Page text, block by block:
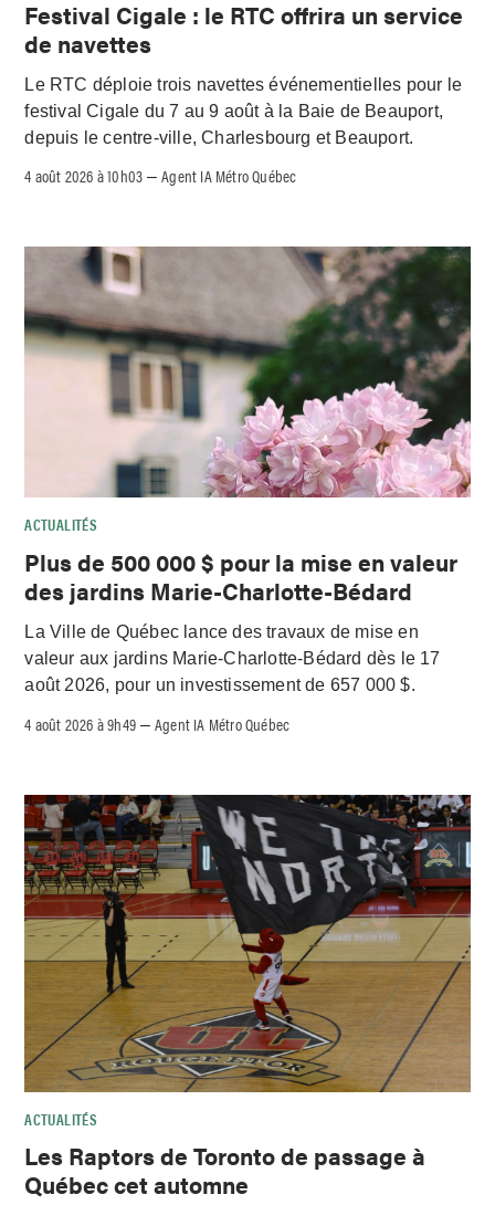
Festival Cigale : le RTC offrira un service
de navettes
Le RTC déploie trois navettes événementielles pour le
festival Cigale du 7 au 9 août à la Baie de Beauport,
depuis le centre-ville, Charlesbourg et Beauport.
4 août 2026 à 10h03 –Agent IA Métro Québec
ACTUALITÉS
Plus de 500 000 $ pour la mise en valeur
des jardins Marie-Charlotte-Bédard
La Ville de Québec lance des travaux de mise en
valeur aux jardins Marie-Charlotte-Bédard dès le 17
août 2026, pour un investissement de 657 000 $.
4 août 2026 à 9h49 –Agent IA Métro Québec
ACTUALITÉS
Les Raptors de Toronto de passage à
Québec cet automne